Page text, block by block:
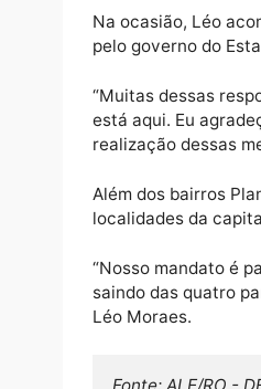
semana, a
Na ocasião, Léo
“Muitas dessas
está aqui. Eu
realização